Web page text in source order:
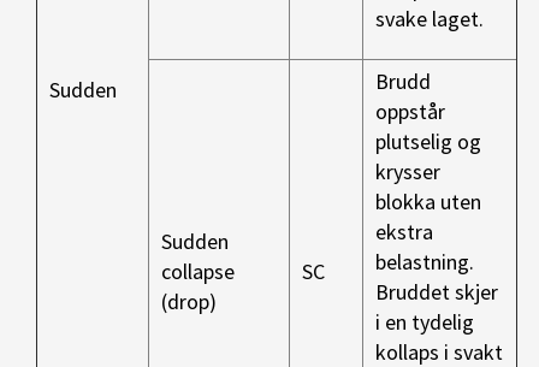
Sudden
svake laget.
Sudden
collapse
(drop)
SC
Brudd
oppstår
plutselig og
krysser
blokka uten
ekstra
belastning.
Bruddet skjer
i en tydelig
kollaps i svakt